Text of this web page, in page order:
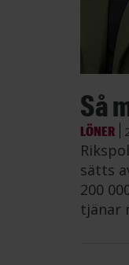
Så
LÖNER
sätts
200
tjänar